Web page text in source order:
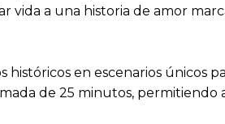
a una historia de amor
en escenarios únicos
de 25 minutos,